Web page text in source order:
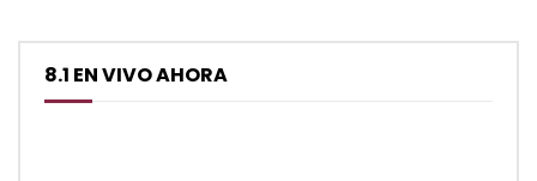
8.1 EN VIVO AHORA